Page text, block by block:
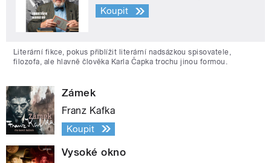
Koupit
Literární fikce, pokus přiblížit literární nadsázkou spisovatele,
filozofa, ale hlavně člověka Karla Čapka trochu jinou formou.
Zámek
Franz Kafka
Koupit
Vysoké okno